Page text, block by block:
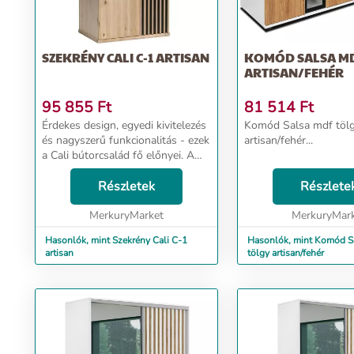
SZEKRÉNY CALI C-1 ARTISAN
95 855 Ft
Érdekes design, egyedi kivitelezés
és nagyszerű funkcionalitás - ezek
a Cali bútorcsalád fő előnyei. A
Cali C-1 Artisan vitrin, amely
ehhez a bútorcsaládhoz tartozik,
egyedi esztétikája és magas
Részletek
MerkuryMarket
Hasonlók, mint Szekrény Cali C-1
artisan
KOMÓD SALSA
ARTISAN/FEHÉR
81 514 Ft
Komód Salsa mdf
artisan/fehér...
Hasonlók, mint Komód
tölgy artisan/fehér